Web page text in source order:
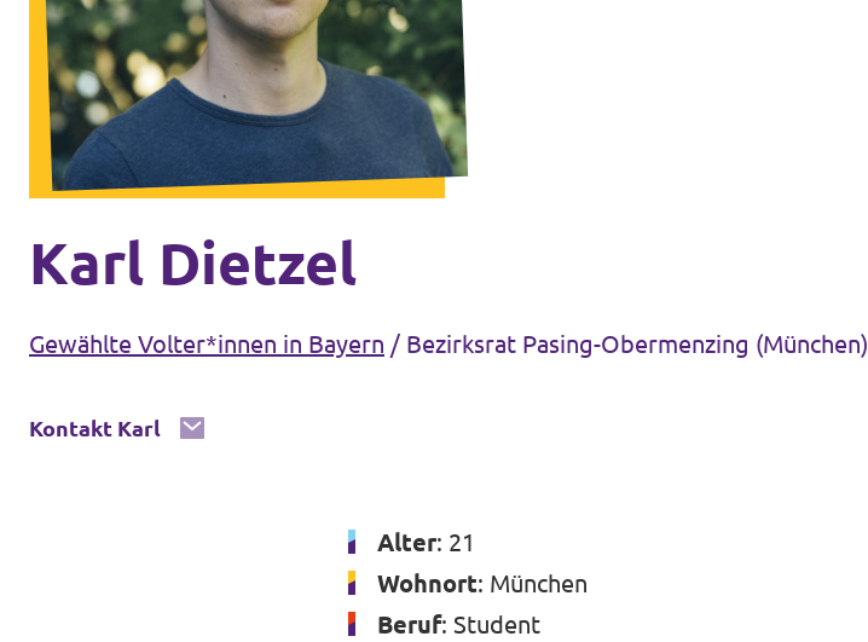
Unsere Events
Mache bei uns mit!
Deine Spende für Volt!
Karl Dietzel
Gewählte Volter*innen in Bayern / Bezirksrat Pasing-Obermenzing (München)
Kontakt Karl
Alter: 21
Wohnort: München
Beruf: Student